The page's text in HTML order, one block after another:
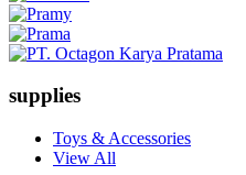
supplies
Toys & Accessories
View All